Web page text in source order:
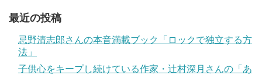
最近の投稿
忌野清志郎さんの本音満載ブック「ロックで独立する方
法」
子供心をキープし続けている作家・辻村深月さんの「あ